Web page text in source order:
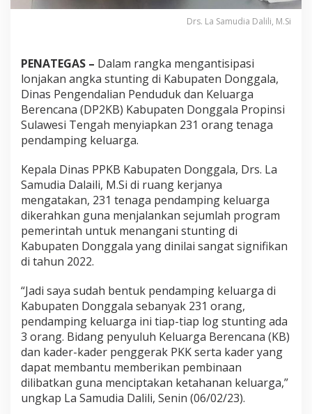
g
,
D
P
P
K
B
o
n
g
g
a
l
a
S
p
k
a
2
3
1
P
e
n
Drs. La Samudia Dalili, M.Si
PENATEGAS – Dalam rangka mengantisipasi
lonjakan angka stunting di Kabupaten Donggala,
Dinas Pengendalian Penduduk dan Keluarga
Berencana (DP2KB) Kabupaten Donggala Propinsi
Sulawesi Tengah menyiapkan 231 orang tenaga
pendamping keluarga.
Kepala Dinas PPKB Kabupaten Donggala, Drs. La
Samudia Dalaili, M.Si di ruang kerjanya
mengatakan, 231 tenaga pendamping keluarga
dikerahkan guna menjalankan sejumlah program
pemerintah untuk menangani stunting di
Kabupaten Donggala yang dinilai sangat signifikan
di tahun 2022.
“Jadi saya sudah bentuk pendamping keluarga di
Kabupaten Donggala sebanyak 231 orang,
pendamping keluarga ini tiap-tiap log stunting ada
3 orang. Bidang penyuluh Keluarga Berencana (KB)
dan kader-kader penggerak PKK serta kader yang
dapat membantu memberikan pembinaan
dilibatkan guna menciptakan ketahanan keluarga,”
ungkap La Samudia Dalili, Senin (06/02/23).